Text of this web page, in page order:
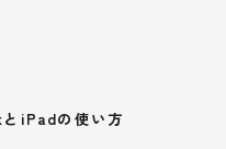
iPadの使い方